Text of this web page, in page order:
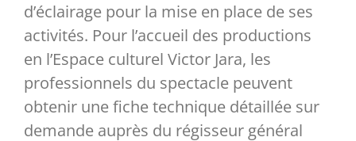
Humour
Cirque
En famille
Rencontres de sculpture
Août en Eclats
Le Retour du Jeudi
Analyse partagée
Infrastructures
Equipement
Associations
En pratique
Contact
Accès
d’éclairage pour la mise en place de ses
activités. Pour l’accueil des productions
en l’Espace culturel Victor Jara, les
professionnels du spectacle peuvent
obtenir une fiche technique détaillée sur
demande auprès du régisseur général